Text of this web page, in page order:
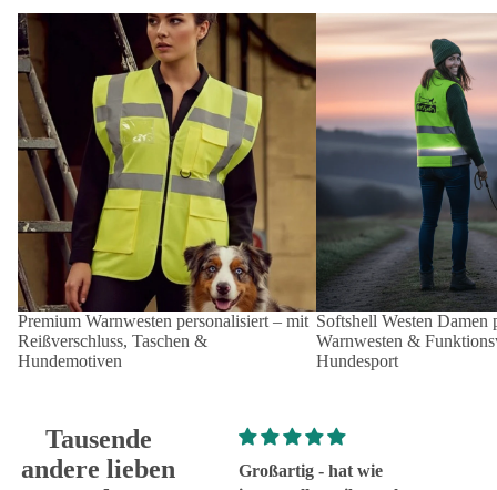
Premium Warnwesten personalisiert – mit Reißverschluss, Taschen
Premium Warnwesten personalisiert – mit
Reißverschluss, Taschen &
Hundemotiven
Softshell Westen
Softshell Westen Damen
Warnwesten &
Hundesport
Tausende
andere lieben
Super!
Großartig - hat wie